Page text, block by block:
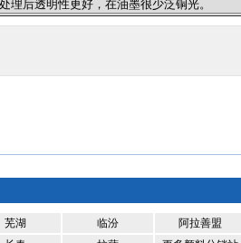
理后透明性更好，在油墨很少泛铜光。
芜湖 临汾 阿拉善盟